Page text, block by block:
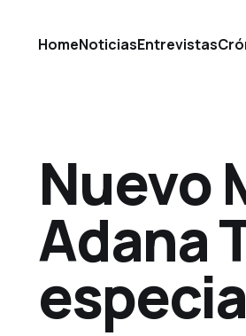
HomeNoticiasEntrevistas
Nuevo
Adana